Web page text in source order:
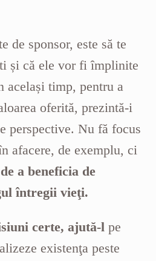
de sponsor, este să te
și că ele vor fi împlinite
același timp, pentru a
oferită, prezintă-i
perspective. Nu fă focus
afacere, de exemplu, ci
a beneficia de
întregii vieţi.
certe, ajută-lpe
existenţa peste